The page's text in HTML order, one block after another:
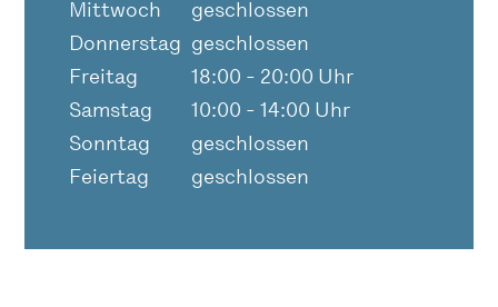
Mittwoch
geschlossen
Donnerstag geschlossen
Freitag
18:00 - 20:00 Uhr
Samstag
10:00 - 14:00 Uhr
Sonntag
geschlossen
Feiertag
geschlossen